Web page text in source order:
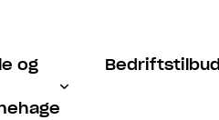
og Bedriftstilbud